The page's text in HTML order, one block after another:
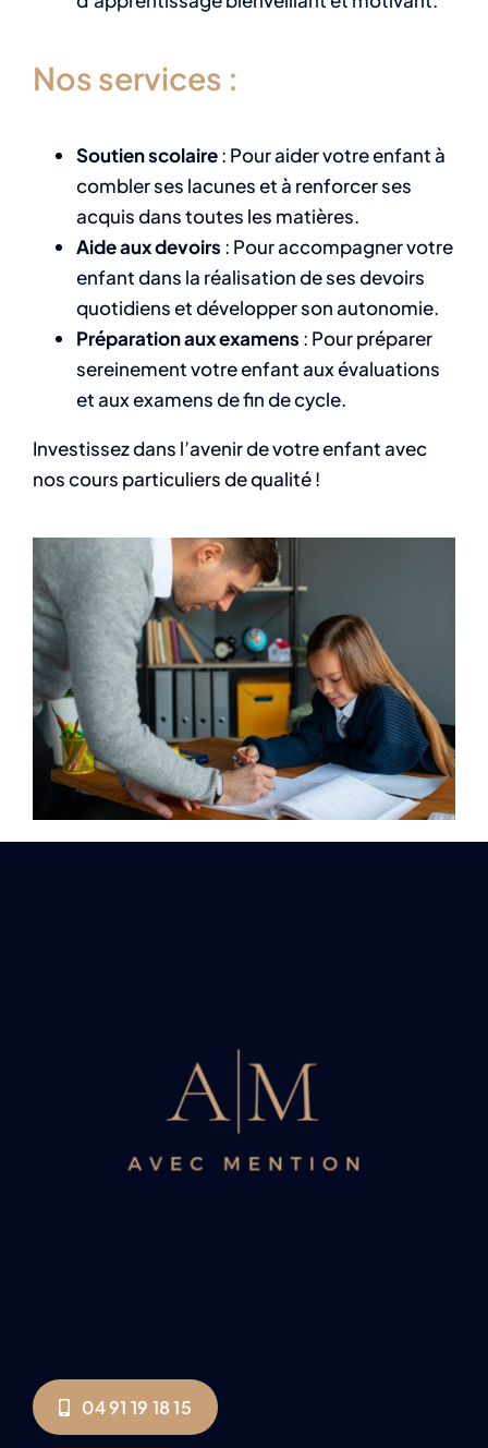
Nos services :
Soutien scolaire: Pour aider votre enfant à
combler ses lacunes et à renforcer ses
acquis dans toutes les matières.
Aide aux devoirs : Pour accompagner votre
enfant dans la réalisation de ses devoirs
quotidiens et développer son autonomie.
Préparation aux examens : Pour préparer
sereinement votre enfant aux évaluations
et aux examens de fin de cycle.
Investissez dans l’avenir de votre enfant avec
nos cours particuliers de qualité !
04 91 19 18 15